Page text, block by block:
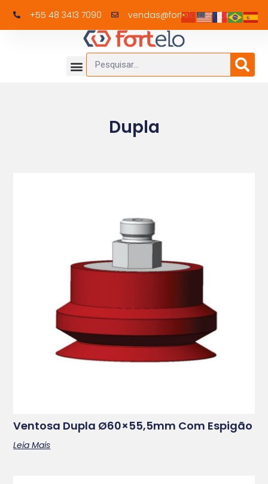
+55 48 3413 7090 vendas@fortelo.com.br
Dupla
Ventosa Dupla Ø60×55,5mm Com Espigão
Leia Mais